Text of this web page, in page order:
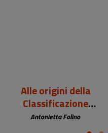
Alle origini della
Classificazione
Decimale Universale
Antonietta Folino